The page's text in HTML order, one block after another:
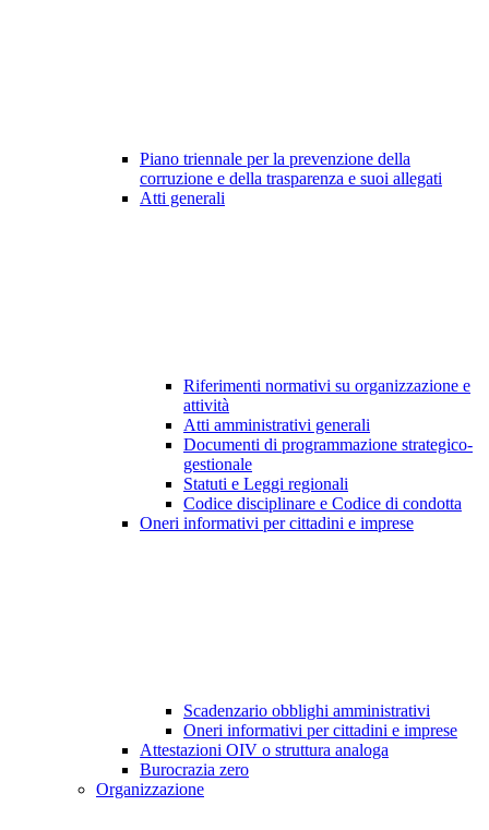
Piano triennale per la prevenzione della
corruzione e della trasparenza e suoi allegati
Atti generali
Riferimenti normativi su organizzazione e
attività
Atti amministrativi generali
Documenti di programmazione strategico-
gestionale
Statuti e Leggi regionali
Codice disciplinare e Codice di condotta
Oneri informativi per cittadini e imprese
Scadenzario obblighi amministrativi
Oneri informativi per cittadini e imprese
Attestazioni OIV o struttura analoga
Burocrazia zero
Organizzazione